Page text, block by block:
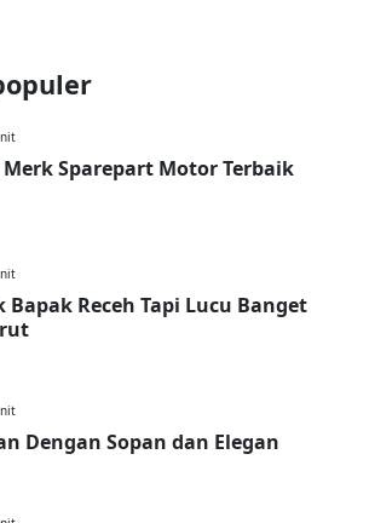
Sparepart Motor Terbaik
Bapak Receh Tapi Lucu Banget
Dengan Sopan dan Elegan